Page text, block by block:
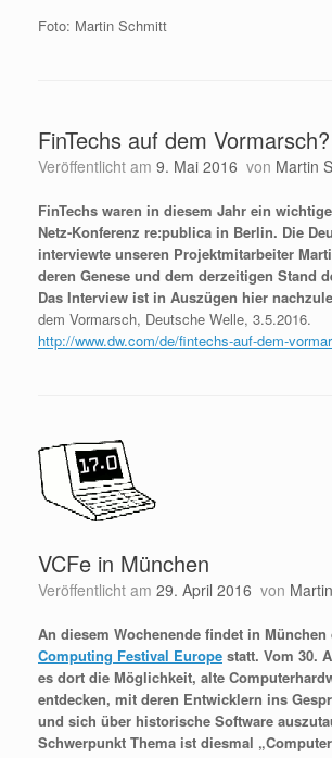
Foto: Martin Schmitt
FinTechs auf dem Vormarsch?
Veröffentlicht am 9. Mai 2016 von Martin
FinTechs waren in diesem Jahr ein
Netz-Konferenz re:publica in Berlin. Die
interviewte unseren Projektmitarbeiter
deren Genese und dem derzeitigen Stand
Das Interview ist in Auszügen hier
dem Vormarsch, Deutsche Welle, 3.5.2016.
http://www.dw.com/de/fintechs-auf-dem-
VCFe in München
Veröffentlicht am 29. April 2016 von
An diesem Wochenende findet in München
Computing Festival Europe statt. Vom 30.
es dort die Möglichkeit, alte
entdecken, mit deren Entwicklern ins
und sich über historische Software
Schwerpunkt Thema ist diesmal